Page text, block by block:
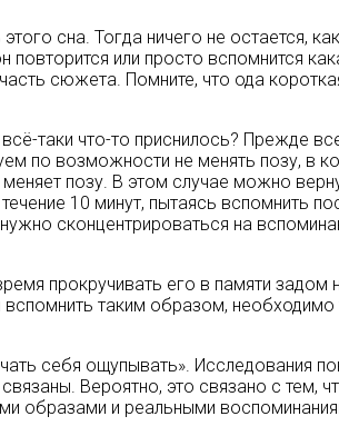
сна. Тогда ничего не остается,
или просто вспомнится
сюжета. Помните, что ода
таки что-то приснилось? Прежде
по возможности не менять позу, в
позу. В этом случае можно
10 минут, пытаясь вспомнить
сконцентрироваться на
прокручивать его в памяти задом
таким образом, необходимо
себя ощупывать». Исследования
Вероятно, это связано с тем,
образами и реальными